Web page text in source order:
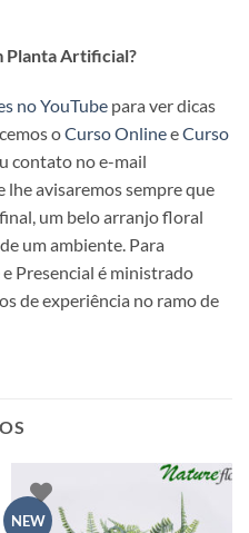
Planta Artificial?
no YouTube para ver dicas
oCurso OnlineeCurso
contato no e-mail
lhe avisaremos sempre que
um belo arranjo floral
um ambiente. Para
Presencial é ministrado
de experiência no ramo de
NEW